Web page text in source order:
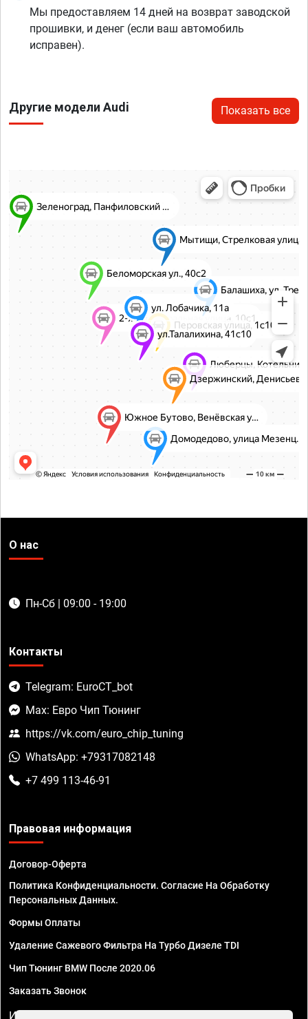
Мы предоставляем 14 дней на возврат заводской
прошивки, и денег (если ваш автомобиль
исправен).
Другие модели Audi Показать все
О нас
Пн-Сб | 09:00 - 19:00
Контакты
Telegram: EuroCT_bot
Max: Евро Чип Тюнинг
https://vk.com/euro_chip_tuning
WhatsApp: +79317082148
+7 499 113-46-91
Правовая информация
Договор-Оферта
Политика Конфиденциальности. Согласие На Обработку
Персональных Данных.
Формы Оплаты
Удаление Сажевого Фильтра На Турбо Дизеле TDI
Чип Тюнинг BMW После 2020.06
Заказать Звонок
ИП Смирнов Георгий Павлович. ИНН 781302555843,